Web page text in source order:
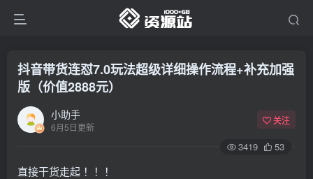
抖音带货连怼7.0玩法超级详细操作流程+补充加强
版（价值2888元）
小助手
6月5日更新
关注
3419 53
直接干货走起 ！！！